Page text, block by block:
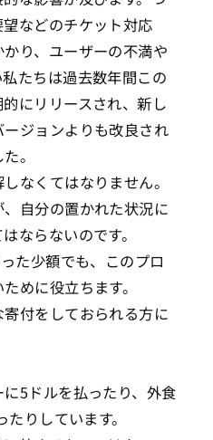
などのチケット対応
り、ユーザーの不満や
たちは過去数年間この
にリリースされ、新し
ジョンよりも改良され
。
なくてはなりません。
自分の置かれた状況に
ならないのです。
た少額でも、このプロ
めに役立ちます。
付をしておられる方に
5ドルを払ったり、外食
りしています。